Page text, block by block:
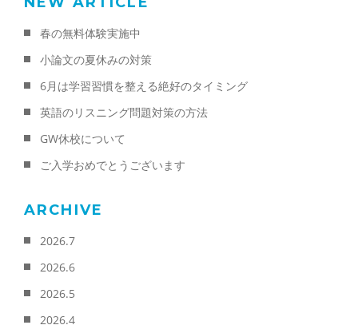
春の無料体験実施中
小論文の夏休みの対策
6月は学習習慣を整える絶好のタイミング
英語のリスニング問題対策の方法
GW休校について
ご入学おめでとうございます
ARCHIVE
2026.7
2026.6
2026.5
2026.4